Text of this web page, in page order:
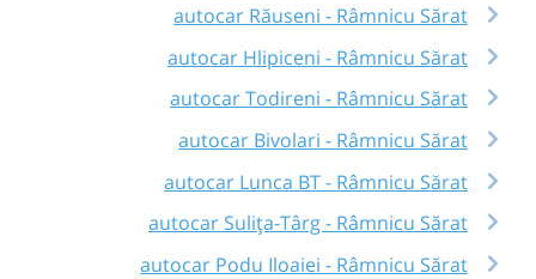
autocar Răuseni - Râmnicu Sărat
autocar Hlipiceni - Râmnicu Sărat
autocar Todireni - Râmnicu Sărat
autocar Bivolari - Râmnicu Sărat
autocar Lunca BT - Râmnicu Sărat
autocar Sulița-Târg - Râmnicu Sărat
autocar Podu Iloaiei - Râmnicu Sărat